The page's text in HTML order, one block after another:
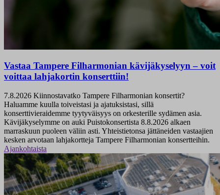
Vastaa Tampere Filharmonian kävijäkyselyyn – voit
voittaa lahjakortin konserttiin!
7.8.2026 Kiinnostavatko Tampere Filharmonian konsertit?
Haluamme kuulla toiveistasi ja ajatuksistasi, sillä
konserttivieraidemme tyytyväisyys on orkesterille sydämen asia.
Kävijäkyselymme on auki Puistokonsertista 8.8.2026 alkaen
marraskuun puoleen väliin asti. Yhteistietonsa jättäneiden vastaajien
kesken arvotaan lahjakortteja Tampere Filharmonian konsertteihin.
Ajankohtaista